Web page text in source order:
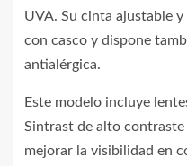
UVA. Su cinta ajustable
con casco y dispone
antialérgica.
Este modelo incluye
Sintrast de alto contraste
mejorar la visibilidad en